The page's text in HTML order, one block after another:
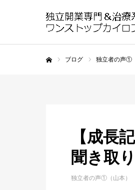
ブログ 独立者の声①
【成長
聞き取
独立者の声①（山本）